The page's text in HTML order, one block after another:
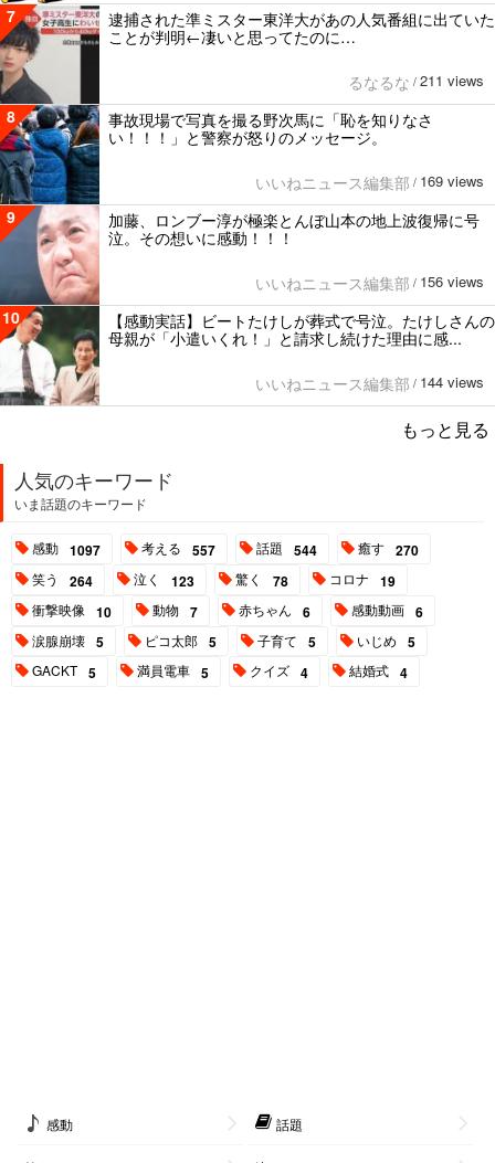
7
逮捕された準ミスター東洋大があの人気番組に出ていた
ことが判明←凄いと思ってたのに…
るなるな / 211 views
8
事故現場で写真を撮る野次馬に「恥を知りなさ
い！！！」と警察が怒りのメッセージ。
いいねニュース編集部 / 169 views
9
加藤、ロンブー淳が極楽とんぼ山本の地上波復帰に号
泣。その想いに感動！！！
いいねニュース編集部 / 156 views
10
【感動実話】ビートたけしが葬式で号泣。たけしさんの
母親が「小遣いくれ！」と請求し続けた理由に感...
いいねニュース編集部 / 144 views
もっと見る
人気のキーワード
いま話題のキーワード
感動 1097 考える 557 話題 544 癒す 270
笑う 264 泣く 123 驚く 78 コロナ 19
衝撃映像 10 動物 7 赤ちゃん 6 感動動画 6
涙腺崩壊 5 ピコ太郎 5 子育て 5 いじめ 5
GACKT 5 満員電車 5 クイズ 4 結婚式 4
感動 話題